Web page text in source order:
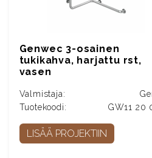
Genwec 3-osainen
tukikahva, harjattu rst,
vasen
Valmistaja:
Tuotekoodi:
GW11 20
LISÄÄ PROJEKTIIN